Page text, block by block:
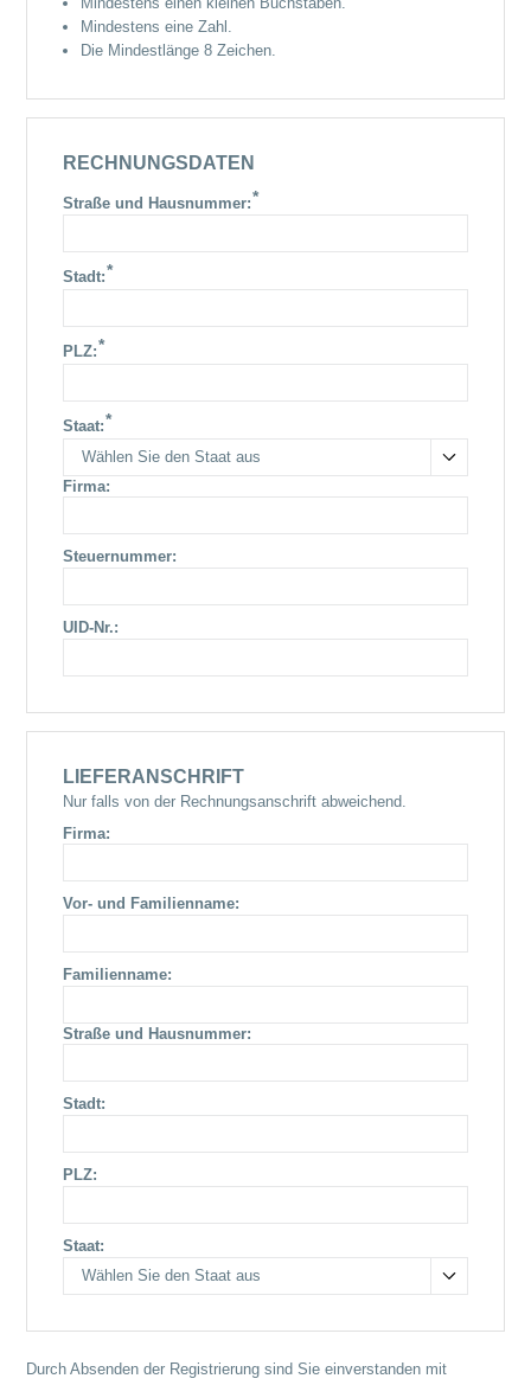
Mindestens eine Zahl.
Die Mindestlänge 8 Zeichen.
RECHNUNGSDATEN
Straße und Hausnummer:*
Stadt:*
PLZ:*
Staat:*
Wählen Sie den Staat aus
Firma:
Steuernummer:
UID-Nr.:
LIEFERANSCHRIFT
Nur falls von der Rechnungsanschrift abweichend.
Firma:
Vor- und Familienname:
Familienname:
Straße und Hausnummer:
Stadt:
PLZ:
Staat:
Wählen Sie den Staat aus
Durch Absenden der Registrierung sind Sie einverstanden mit